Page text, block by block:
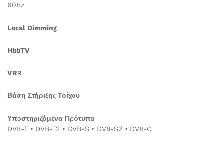
60Hz
Local Dimming
HbbTV
VRR
Βάση Στήριξης Τοίχου
Υποστηριζόμενα Πρότυπα
DVB-T • DVB-T2 • DVB-S • DVB-S2 • DVB-C